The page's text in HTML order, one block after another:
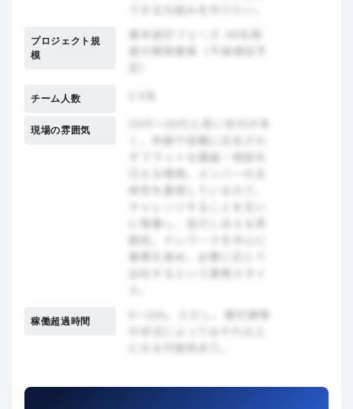
プロジェクト規
模
チーム人数
現場の雰囲気
稼働超過時間